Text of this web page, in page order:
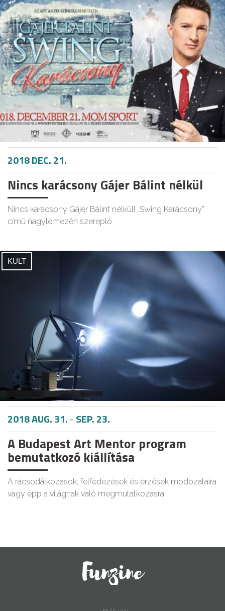
2018 DEC. 21.
Nincs karácsony Gájer Bálint nélkül
Nincs karácsony Gájer Bálint nélkül! „Swing Karácsony”
című nagylemezén szereplő
KULT
2018 AUG. 31.-SEP. 23.
A Budapest Art Mentor program
bemutatkozó kiállítása
A rácsodálkozások, felfedezések és érzések módozataira
vagy épp a világnak való megmutatkozásra